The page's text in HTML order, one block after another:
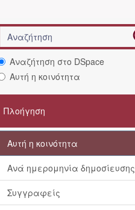
Αναζήτηση στο DSpace
Αυτή η κοινότητα
Πλοήγηση
Αυτή η κοινότητα
Ανά ημερομηνία δημοσίευσης
Συγγραφείς